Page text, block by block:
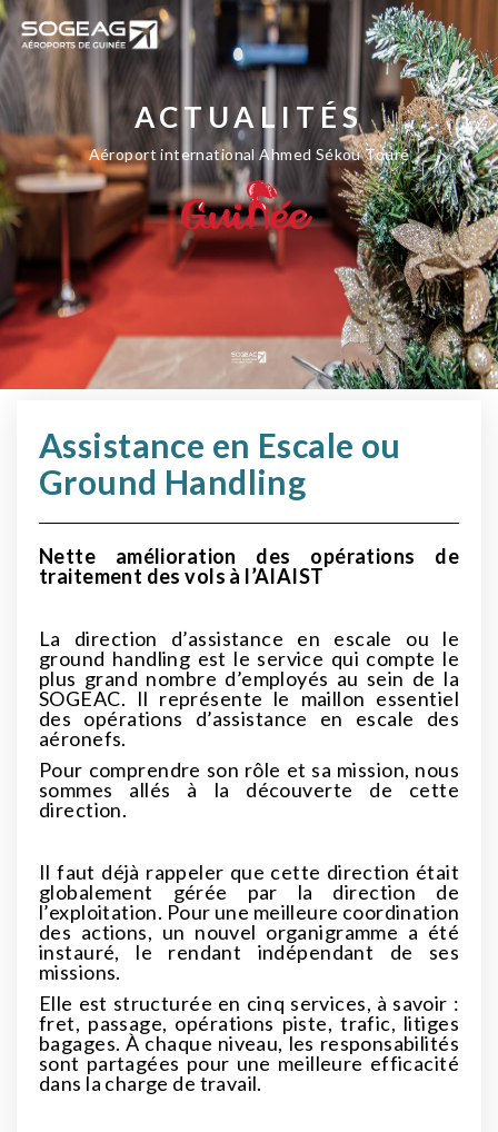
ACTUALITÉS
Aéroport international Ahmed Sékou Touré
Assistance en Escale ou
Ground Handling
Nette amélioration des opérations de
traitement des vols à l’AIAIST
La direction d’assistance en escale ou le
ground handling est le service qui compte le
plus grand nombre d’employés au sein de la
SOGEAC. Il représente le maillon essentiel
des opérations d’assistance en escale des
aéronefs.
Pour comprendre son rôle et sa mission, nous
sommes allés à la découverte de cette
direction.
Il faut déjà rappeler que cette direction était
globalement gérée par la direction de
l’exploitation. Pour une meilleure coordination
des actions, un nouvel organigramme a été
instauré, le rendant indépendant de ses
missions.
Elle est structurée en cinq services, à savoir :
fret, passage, opérations piste, trafic, litiges
bagages. À chaque niveau, les responsabilités
sont partagées pour une meilleure efficacité
dans la charge de travail.